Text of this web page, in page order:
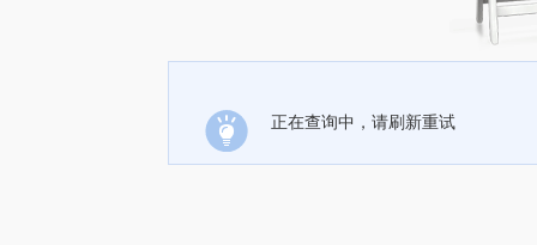
正在查询中，请刷新重试